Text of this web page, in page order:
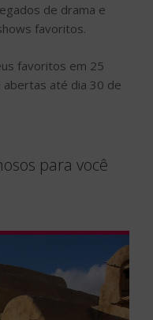
de drama e
favoritos.
favoritos em 25
até dia 30 de
para você